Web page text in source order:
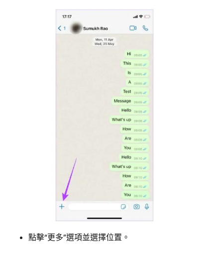
點擊“更多”選項並選擇位置。